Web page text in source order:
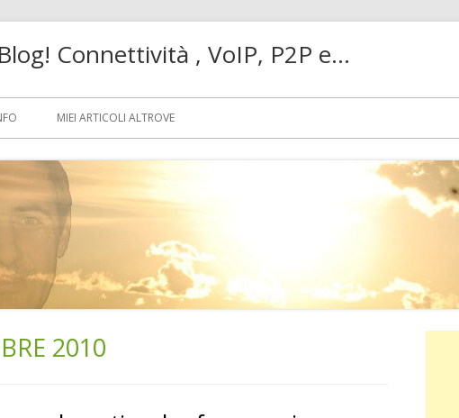
Connettività , VoIP, P2P e…
MIEI ARTICOLI ALTROVE
2010